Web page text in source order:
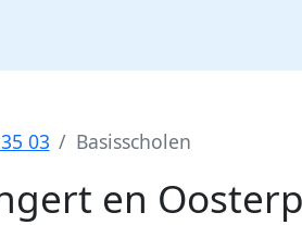
03 Basisscholen
en